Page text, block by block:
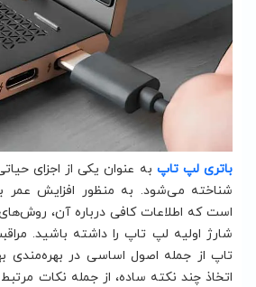
باتری لپ تاپ به عنوان یکی از اجزای
شناخته می‌شود. به منظور افزایش عمر
است که اطلاعات کافی درباره آن،
شارژ اولیه لپ تاپ را داشته باشید.
تاپ از جمله اصول اساسی در بهره‌مندی
اتخاذ چند نکته ساده، از جمله نکات